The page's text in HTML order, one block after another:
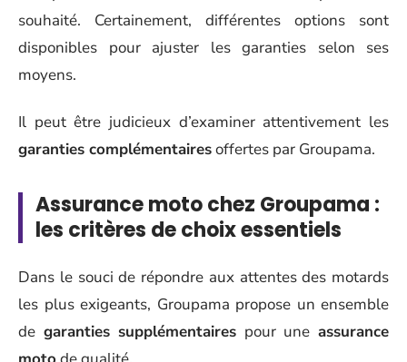
souhaité. Certainement, différentes options sont
disponibles pour ajuster les garanties selon ses
moyens.
Il peut être judicieux d’examiner attentivement les
garanties complémentairesoffertes par Groupama.
Assurance moto chez Groupama :
les critères de choix essentiels
Dans le souci de répondre aux attentes des motards
les plus exigeants, Groupama propose un ensemble
de garanties supplémentaires pour uneassurance